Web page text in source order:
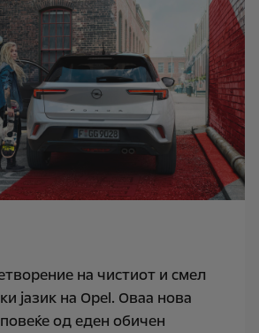
на чистиот и смел
јазик на Opel. Оваа нова
од еден обичен